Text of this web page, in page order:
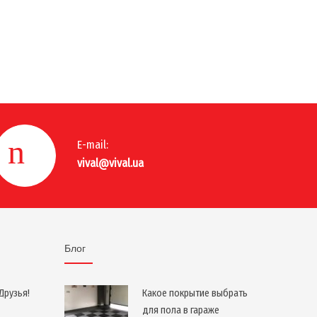
E-mail:
vival@vival.ua
Блог
Какое покрытие выбрать
для пола в гараже